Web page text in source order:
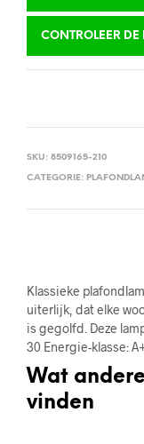
CONTROLEER DE
SKU: 8509165-210
CATEGORIE:
Klassieke
uiterlijk, dat elke
is gegolfd. Deze
30 Energie-klasse:
Wat
vinden